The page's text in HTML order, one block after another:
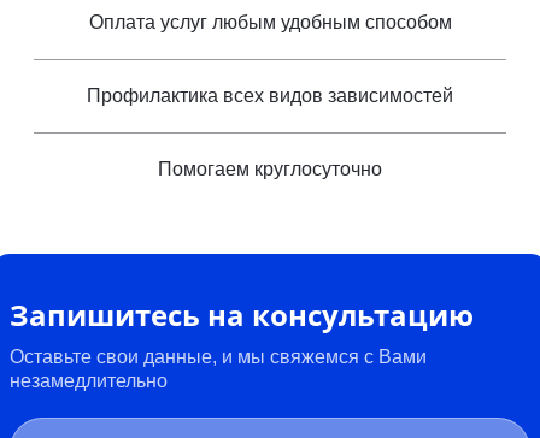
Оплата услуг любым удобным способом
Профилактика всех видов зависимостей
Помогаем круглосуточно
Запишитесь на консультацию
Оставьте свои данные, и мы свяжемся с Вами
незамедлительно